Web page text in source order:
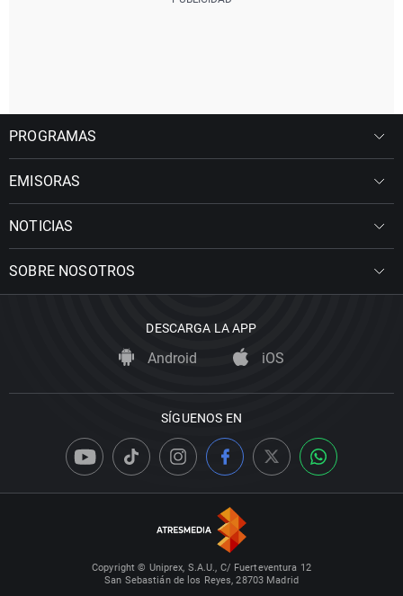
PROGRAMAS
EMISORAS
NOTICIAS
SOBRE NOSOTROS
DESCARGA LA APP
Android iOS
SÍGUENOS EN
Copyright © Uniprex, S.A.U., C/ Fuerteventura 12
San Sebastián de los Reyes, 28703 Madrid